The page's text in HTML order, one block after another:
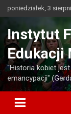
to
poniedziałek, 3
Instytut
Edukacji
"Historia kobiet
emancypacji"